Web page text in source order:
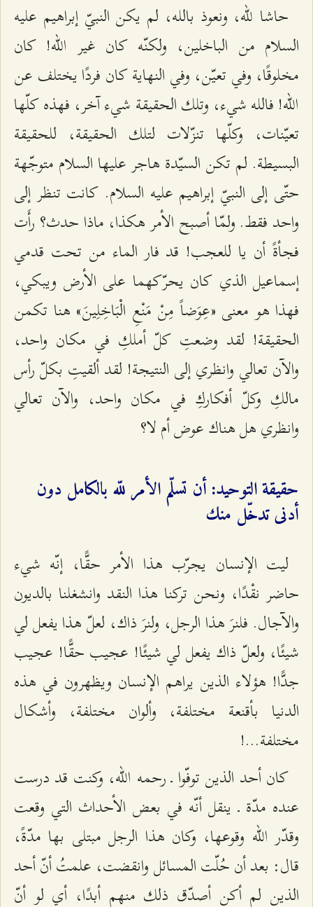
حاشا للّه، ونعوذ بالله، لم يكن النبيّ إبراهيم عليه
السلام من الباخلين، ولكنّه كان غير الله! كان
مخلوقًا، وفي تعيّن، وفي النهاية كان فردًا يختلف عن
الله! فالله شيء، وتلك الحقيقة شيء آخر، فهذه كلّها
تعيّنات، وكلّها تنزّلات لتلك الحقيقة، للحقيقة
البسيطة. لم تكن السيّدة هاجر عليها السلام متوجّهة
حتّى إلى النبيّ إبراهيم عليه السلام. كانت تنظر إلى
واحد فقط. ولمّا أصبح الأمر هكذا، ماذا حدث؟ رأَت
فجأةً أن يا للعجب! قد فار الماء من تحت قدمي
إسماعيل الذي كان يحرّكهما على الأرض ويبكي،
فهذا هو معنى «عِوَضاً مِنْ مَنْعِ الْبَاخِلِينَ» هنا تكمن
الحقيقة! لقد وضعتِ كلّ أملكِ في مكان واحد،
والآن تعالي وانظري إلى النتيجة! لقد ألقيتِ بكلّ رأس
مالكِ وكلّ أفكاركِ في مكان واحد، والآن تعالي
وانظري هل هناك عوض أم لا؟
حقيقة التوحيد: أن تسلّم الأمر للّه بالكامل دون
أدنى تدخّل منك
ليت الإنسان يجرّب هذا الأمر حقًّا، إنّه شيء
حاضر نقْدًا، ونحن تركنا هذا النقد وانشغلنا بالديون
والآجال. فلنرَ هذا الرجل، ولنرَ ذاك، لعلّ هذا يفعل لي
شيئًا، ولعلّ ذاك يفعل لي شيئًا! عجيب حقًّا! عجيب
جدًّا! هؤلاء الذين يراهم الإنسان ويظهرون في هذه
الدنيا بأقنعة مختلفة، وألوان مختلفة، وأشكال
مختلفة...!
كان أحد الذين توفّوا ـ رحمه الله، وكنت قد درست
عنده مدّة ـ ينقل أنّه في بعض الأحداث التي وقعت
وقدّر الله وقوعها، وكان هذا الرجل مبتلى بها مدّةً،
قال: بعد أن حُلّت المسائل وانقضت، علمتُ أنّ أحد
الذين لم أكن أصدّق ذلك منهم أبدًا، أي لو أنّ